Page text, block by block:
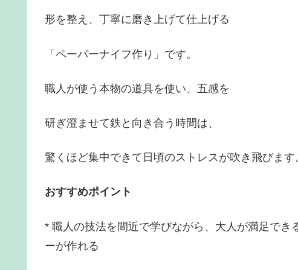
形を整え、丁寧に磨き上げて仕上げる
「ペーパーナイフ作り」です。
職人が使う本物の道具を使い、五感を
研ぎ澄ませて鉄と向き合う時間は、
驚くほど集中できて日頃のストレスが吹き飛びます
おすすめポイント
* 職人の技法を間近で学びながら、大人が満足でき
ーが作れる